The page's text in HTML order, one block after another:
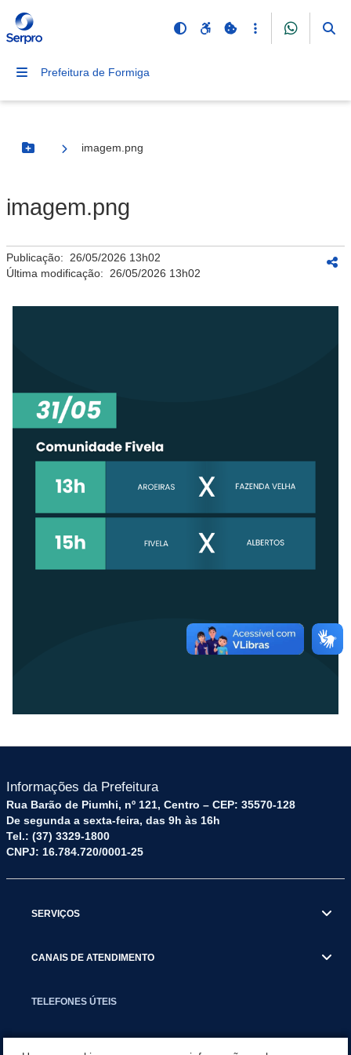
Prefeitura de Formiga
Botão Menu
imagem.png
imagem.png
Publicação: 26/05/2026 13h02
Última modificação: 26/05/2026 13h02
Informações da Prefeitura
Rua Barão de Piumhi, nº 121, Centro – CEP: 35570-128
De segunda a sexta-feira, das 9h às 16h
Tel.: (37) 3329-1800
CNPJ: 16.784.720/0001-25
SERVIÇOS
CANAIS DE ATENDIMENTO
TELEFONES ÚTEIS